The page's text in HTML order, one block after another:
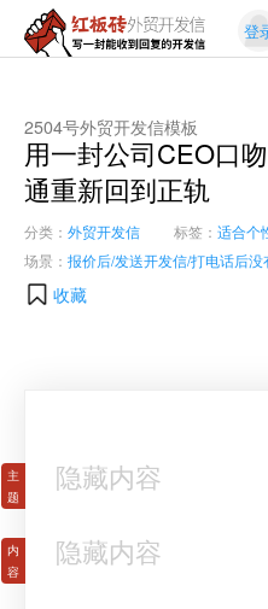
红
砖
外
贸
开
发
信
封
能
收
到
回
复
的
登
2504号外贸开发信模板
用一封公司CEO口
通重新回到正轨
分类： 外贸开发信 标签： 适合个
场景： 报价后/发送开发信/打电话后没
收藏
隐藏内容
隐藏内容